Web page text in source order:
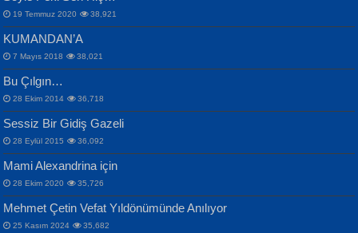
İPEK ACAR SERT
Gazze’nin Şecaati, Ümmetin İmtihanı...
Selahattin Yıldız
İdrakimle Üşürken...
ERDEM BAYAZIT
Sana, Bana, Vatanıma, Ülkemin
İnsanlarına Dair...
19 Temmuz 2020 38,921
KUMANDAN’A
7 Mayıs 2018 38,021
Bu Çılgın…
28 Ekim 2014 36,718
Sessiz Bir Gidiş Gazeli
28 Eylül 2015 36,092
Mami Alexandrina için
28 Ekim 2020 35,726
Mehmet Çetin Vefat Yıldönümünde Anılıyor
25 Kasım 2024 35,682